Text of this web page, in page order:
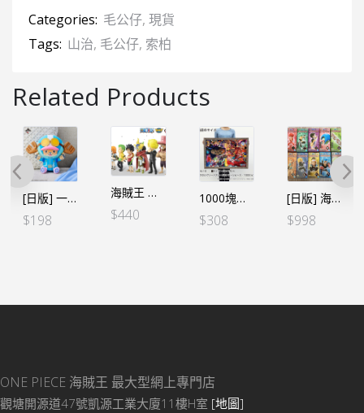
Categories: 毛公仔, 現貨
Tags: 山治, 毛公仔, 索柏
Related Products
[日版] 一番くじ -蛋頭島- E賞 索柏變眼 毛公仔
$198
海賊王 WCF -司法島- 特別套裝 (6個SET）
$440
1000塊砌圖 鬼ヶ島決戦!! 鬼島決戰 (日版)
$308
[日版] 海賊王 WCF 和之國 STYLE – 草帽一夥9個SET(沒有牌) *忍者日版
$998
ONE PIECE 海賊王 最大型網上專門店
觀塘開源道47號凱源工業大廈11樓H室 [地圖]